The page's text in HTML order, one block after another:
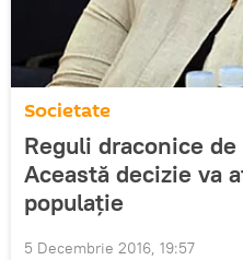
Societate
Reguli draconice
Această decizie va
populație
5 Decembrie 2016, 19:57